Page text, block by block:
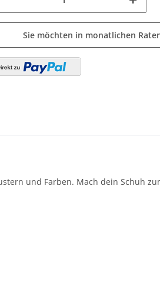
Sie möchten in monatlichen
und Farben. Mach dein Schuh